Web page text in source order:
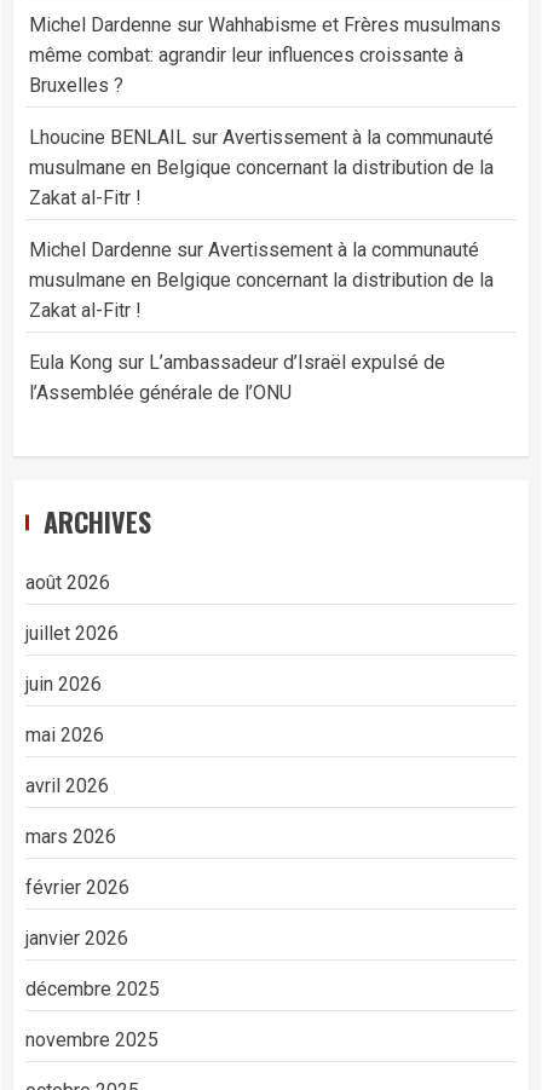
Michel Dardenne sur Wahhabisme et Frères musulmans
même combat: agrandir leur influences croissante à
Bruxelles ?
Lhoucine BENLAIL sur Avertissement à la communauté
musulmane en Belgique concernant la distribution de la
Zakat al-Fitr !
Michel Dardenne sur Avertissement à la communauté
musulmane en Belgique concernant la distribution de la
Zakat al-Fitr !
Eula Kong sur L’ambassadeur d’Israël expulsé de
l’Assemblée générale de l’ONU
ARCHIVES
août 2026
juillet 2026
juin 2026
mai 2026
avril 2026
mars 2026
février 2026
janvier 2026
décembre 2025
novembre 2025